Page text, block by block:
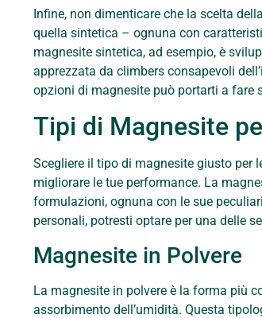
Infine, non dimenticare che la scelta
quella sintetica – ognuna con
magnesite sintetica, ad esempio, è
apprezzata da climbers consapevoli
opzioni di magnesite può portarti a fare
Tipi di Magnesite
Scegliere il tipo di magnesite giusto per
migliorare le tue performance. La
formulazioni, ognuna con le sue
personali, potresti optare per una delle
Magnesite in Polvere
La magnesite in polvere è la forma più
assorbimento dell’umidità. Questa